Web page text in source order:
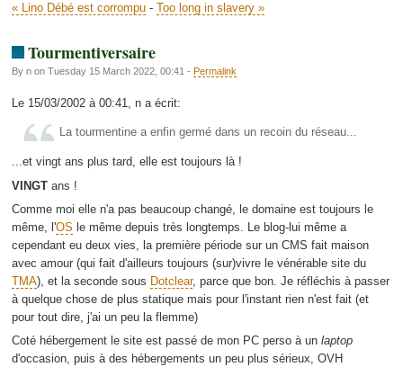
« Lino Débé est corrompu - Too long in slavery »
Tourmentiversaire
By n on Tuesday 15 March 2022, 00:41 - Permalink
Le 15/03/2002 à 00:41, n a écrit:
La tourmentine a enfin germé dans un recoin du réseau...
...et vingt ans plus tard, elle est toujours là !
VINGTans !
Comme moi elle n'a pas beaucoup changé, le domaine est toujours le
même, l'OS le même depuis très longtemps. Le blog-lui même a
cependant eu deux vies, la première période sur un CMS fait maison
avec amour (qui fait d'ailleurs toujours (sur)vivre le vénérable site du
TMA), et la seconde sous Dotclear, parce que bon. Je réfléchis à passer
à quelque chose de plus statique mais pour l'instant rien n'est fait (et
pour tout dire, j'ai un peu la flemme)
Coté hébergement le site est passé de mon PC perso à un laptop
d'occasion, puis à des hébergements un peu plus sérieux, OVH